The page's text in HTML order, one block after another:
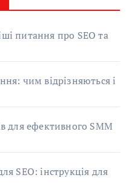
питання про SEO та
чим відрізняються і
для ефективного SMM
SEO: інструкція для